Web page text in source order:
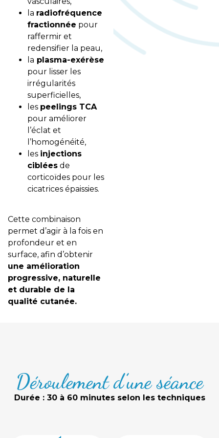
la radiofréquence
fractionnée pour
raffermir et
redensifier la peau,
la plasma-exérèse
pour lisser les
irrégularités
superficielles,
les peelings TCA
pour améliorer
l’éclat et
l’homogénéité,
les injections
ciblées de
corticoïdes pour les
cicatrices épaissies.
Cette combinaison
permet d’agir à la fois en
profondeur et en
surface, afin d’obtenir
une amélioration
progressive, naturelle
et durable de la
qualité cutanée.
Déroulement d’une séance
Durée : 30 à 60 minutes selon les techniques